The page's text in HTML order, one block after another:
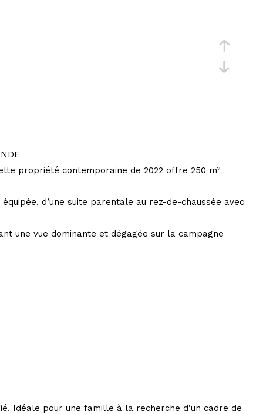
propriété contemporaine de 2022 offre 250 m²
d’une suite parentale au rez-de-chaussée avec
une vue dominante et dégagée sur la campagne
Idéale pour une famille à la recherche d’un cadre de